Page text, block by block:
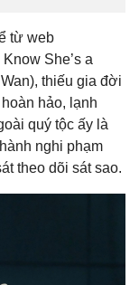
từ web
She’s a
thiếu gia đời
hảo, lạnh
quý tộc ấy là
nghi phạm
theo dõi sát sao.